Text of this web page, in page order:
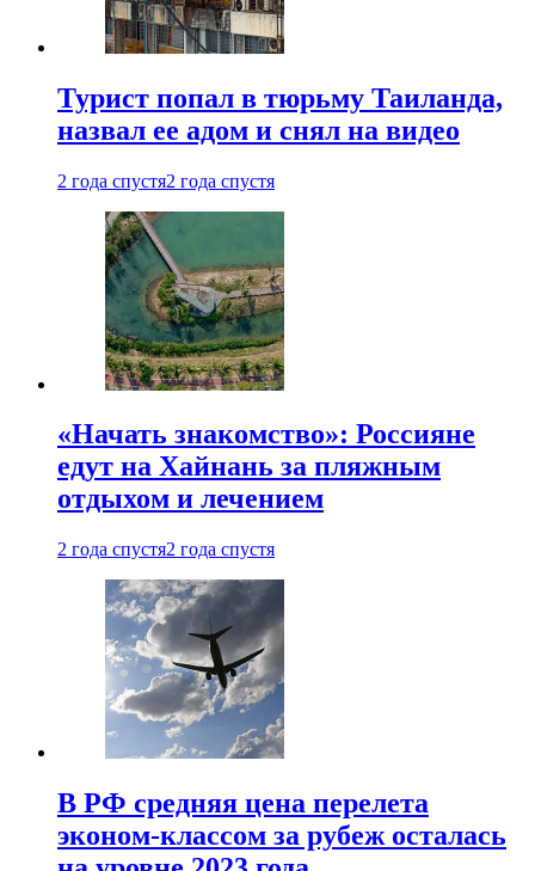
Турист попал в тюрьму Таиланда,
назвал ее адом и снял на видео
2 года спустя2 года спустя
«Начать знакомство»: Россияне
едут на Хайнань за пляжным
отдыхом и лечением
2 года спустя2 года спустя
В РФ средняя цена перелета
эконом-классом за рубеж осталась